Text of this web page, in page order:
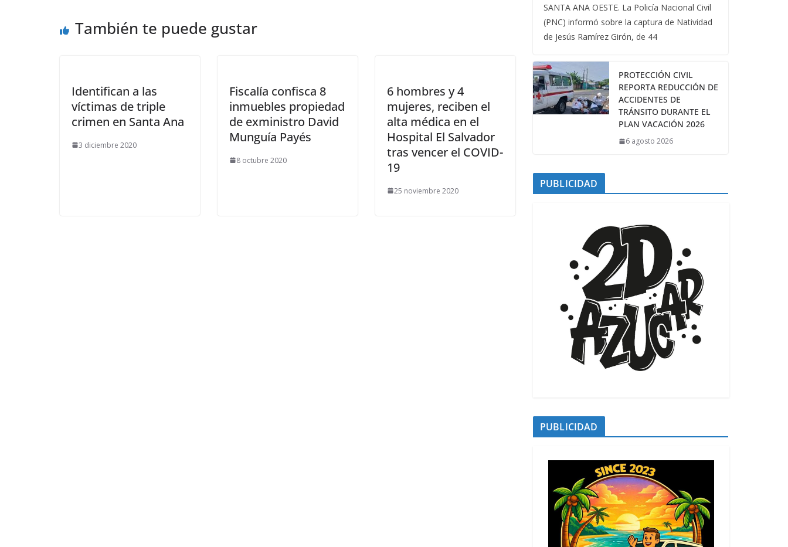
También te puede gustar
Identifican a las
víctimas de triple
crimen en Santa Ana
3 diciembre 2020
Fiscalía confisca 8
inmuebles propiedad
de exministro David
Munguía Payés
8 octubre 2020
6 hombres y 4
mujeres, reciben el
alta médica en el
Hospital El Salvador
tras vencer el COVID-
19
25 noviembre 2020
SANTA ANA OESTE. La Policía Nacional Civil
(PNC) informó sobre la captura de Natividad
de Jesús Ramírez Girón, de 44
PROTECCIÓN CIVIL
REPORTA REDUCCIÓN DE
ACCIDENTES DE
TRÁNSITO DURANTE EL
PLAN VACACIÓN 2026
6 agosto 2026
PUBLICIDAD
PUBLICIDAD